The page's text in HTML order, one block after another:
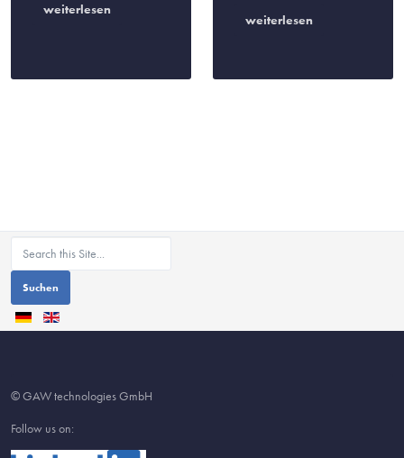
weiterlesen
weiterlesen
Suchen
© GAW technologies GmbH
Follow us on: